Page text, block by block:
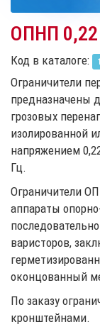
ОПНП
Код в каталоге:
Ограничители
предназначены
грозовых
изолированной
напряжением
Гц.
Ограничители
аппараты
варисторов,
оконцованный
По заказу
кронштейнами.